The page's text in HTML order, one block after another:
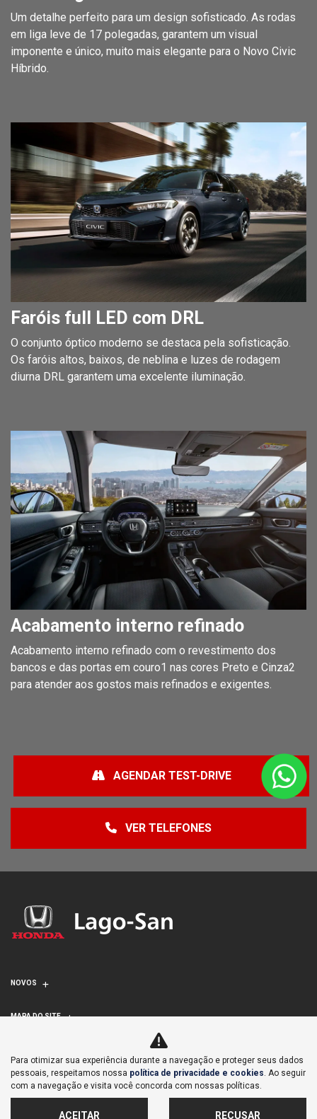
Um detalhe perfeito para um design sofisticado. As rodas
em liga leve de 17 polegadas, garantem um visual
imponente e único, muito mais elegante para o Novo Civic
Híbrido.
Faróis full LED com DRL
O conjunto óptico moderno se destaca pela sofisticação.
Os faróis altos, baixos, de neblina e luzes de rodagem
diurna DRL garantem uma excelente iluminação.
Acabamento interno refinado
Acabamento interno refinado com o revestimento dos
bancos e das portas em couro1 nas cores Preto e Cinza2
para atender aos gostos mais refinados e exigentes.
VER TELEFONES
AGENDAR TEST-DRIVE
NOVOS
MAPA DO SITE
LAGOINHA COMERCIAL DE VEICULOS IMPORTACAO E
Para otimizar sua experiência durante a navegação e proteger seus dados
pessoais, respeitamos nossa política de privacidade e cookies. Ao seguir
com a navegação e visita você concorda com nossas políticas.
ACEITAR RECUSAR